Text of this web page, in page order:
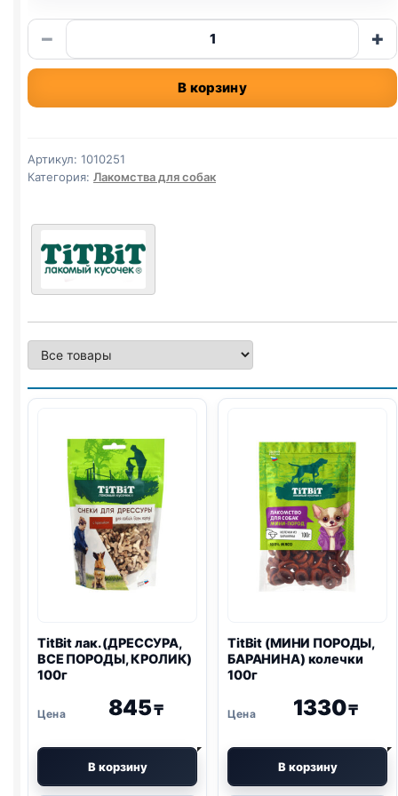
−
Количество
товара
TitBit
коллекция
(ЧОРИЗО,
ГОВЯДИНА)
+
В корзину
Артикул: 1010251
Категория: Лакомства для собак
TitBit лак. (ДРЕССУРА,
ВСЕ ПОРОДЫ, КРОЛИК)
100г
845₸
В корзину
TitBit (МИНИ ПОРОДЫ,
БАРАНИНА) колечки
100г
1330₸
В корзину